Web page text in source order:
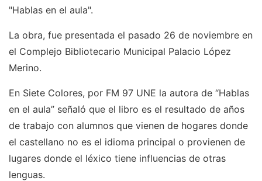
"Hablas en el aula".
La obra, fue presentada el pasado 26 de noviembre en
el Complejo Bibliotecario Municipal Palacio López
Merino.
En Siete Colores, por FM 97 UNE la autora de “Hablas
en el aula” señaló que el libro es el resultado de años
de trabajo con alumnos que vienen de hogares donde
el castellano no es el idioma principal o provienen de
lugares donde el léxico tiene influencias de otras
lenguas.